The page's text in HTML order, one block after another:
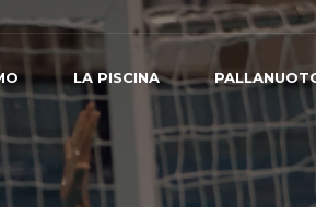
LA PISCINA